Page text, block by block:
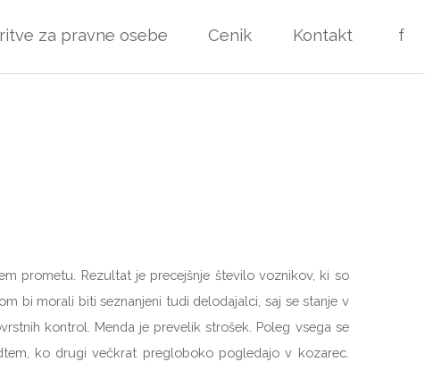
za pravne osebe Cenik Kontakt f
prometu. Rezultat je precejšnje število voznikov, ki so
bi morali biti seznanjeni tudi delodajalci, saj se stanje v
kontrol. Menda je prevelik strošek. Poleg vsega se
ko drugi večkrat pregloboko pogledajo v kozarec.